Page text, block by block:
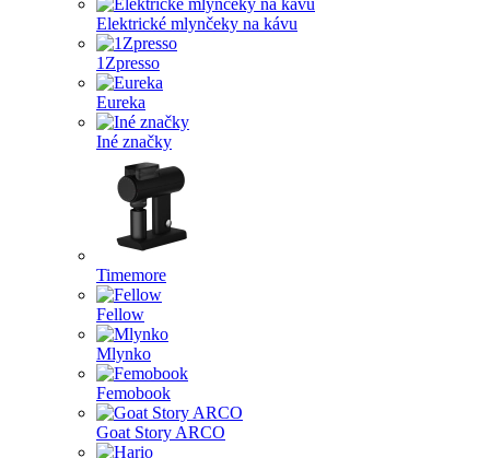
Elektrické mlynčeky na kávu
1Zpresso
Eureka
Iné značky
Timemore
Fellow
Mlynko
Femobook
Goat Story ARCO